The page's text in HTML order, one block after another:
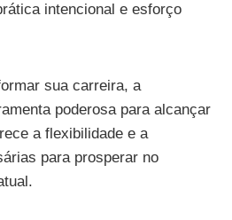
intencional e esforço
sua carreira, a
poderosa para alcançar
a flexibilidade e a
para prosperar no